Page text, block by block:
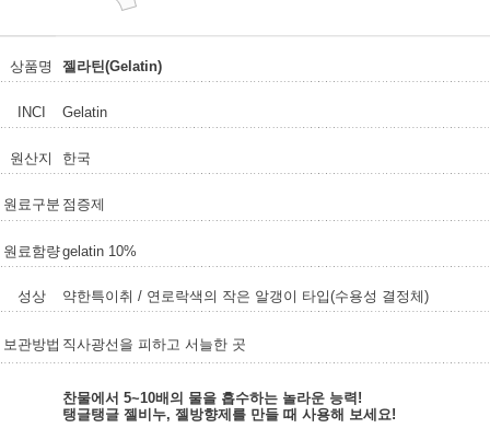
상품명 젤라틴(Gelatin)
INCI Gelatin
원산지 한국
원료구분 점증제
원료함량gelatin 10%
성상 약한특이취 / 연로락색의 작은 알갱이 타입(수용성 결정체)
보관방법 직사광선을 피하고 서늘한 곳
찬물에서 5~10배의 물을 흡수하는 놀라운 능력!
탱글탱글 젤비누, 젤방향제를 만들 때 사용해 보세요!